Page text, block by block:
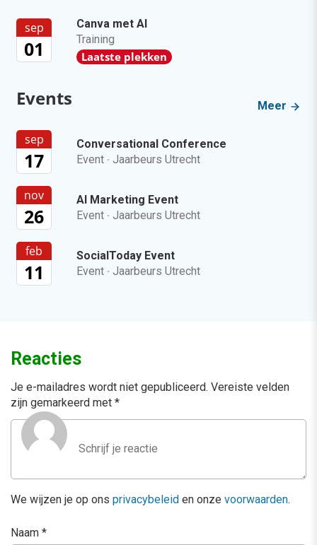
sep
01
Canva met AI
Training
Laatste plekken
Events Meer
sep
17
Conversational Conference
Event · Jaarbeurs Utrecht
nov
26
AI Marketing Event
Event · Jaarbeurs Utrecht
feb
11
SocialToday Event
Event · Jaarbeurs Utrecht
Reacties
Je e-mailadres wordt niet gepubliceerd. Vereiste velden
zijn gemarkeerd met *
We wijzen je op ons privacybeleid en onze voorwaarden.
Naam *